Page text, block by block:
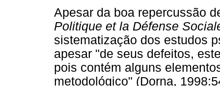
Apesar da boa repercussão
Politique et la Défense
sistematização dos estudos
apesar "de seus defeitos,
pois contém alguns
metodológico" (Dorna,